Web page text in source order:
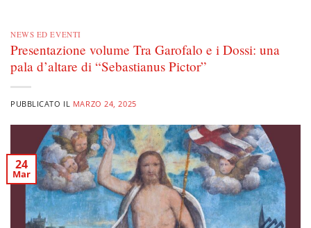
NEWS ED EVENTI
Presentazione volume Tra Garofalo e i Dossi: una
pala d’altare di “Sebastianus Pictor”
PUBBLICATO IL MARZO 24, 2025
24
Mar